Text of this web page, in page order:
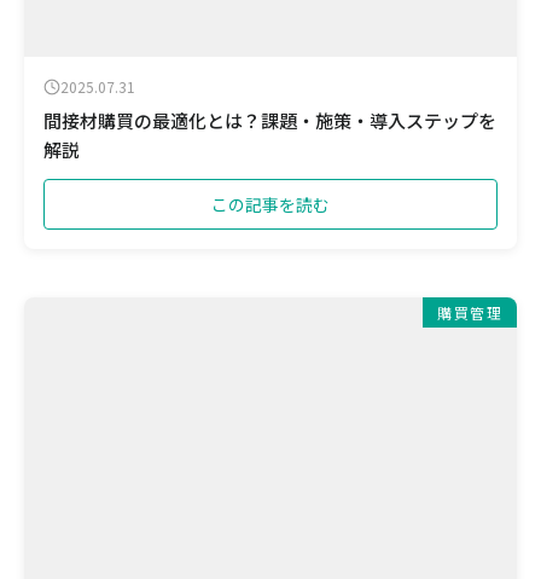
2025.07.31
間接材購買の最適化とは？課題・施策・導入ステップを
解説
この記事を読む
購買管理